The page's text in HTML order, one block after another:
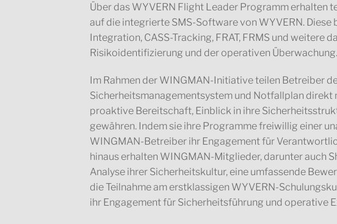
Über das WYVERN Flight Leader Programm erhalten
auf die integrierte SMS-Software von WYVERN.
Integration, CASS-Tracking, FRAT, FRMS und
Risikoidentifizierung und der operativen Überwachung.
Im Rahmen der WINGMAN-Initiative teilen Betreiber
Sicherheitsmanagementsystem und Notfallplan
proaktive Bereitschaft, Einblick in ihre
gewähren. Indem sie ihre Programme freiwillig einer
WINGMAN-Betreiber ihr Engagement für
hinaus erhalten WINGMAN-Mitglieder, darunter auch
Analyse ihrer Sicherheitskultur, eine umfassende
die Teilnahme am erstklassigen WYVERN-
ihr Engagement für Sicherheitsführung und operative